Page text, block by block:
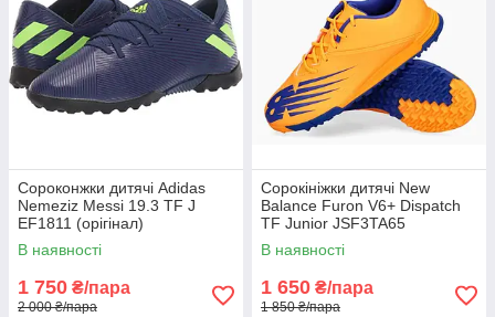
Сороконжки дитячі Adidas
Nemeziz Messi 19.3 TF J
EF1811 (орігінал)
В наявності
1 750 ₴/пара
2 000 ₴/пара
Сорокініжки дитячі New
Balance Furon V6+ Dispatch
TF Junior JSF3TA65
(Оригінал)
В наявності
1 650 ₴/пара
1 850 ₴/пара